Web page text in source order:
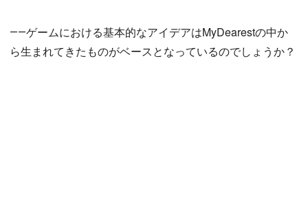
――ゲームにおける基本的なアイデアはMyDearestの中か
ら生まれてきたものがベースとなっているのでしょうか？